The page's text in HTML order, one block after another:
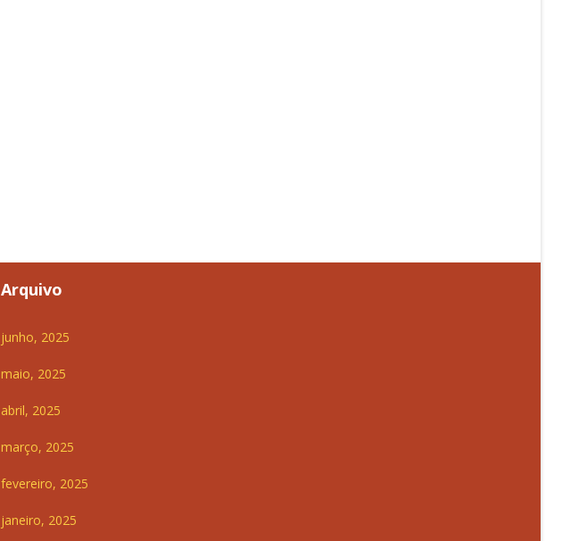
Arquivo
junho, 2025
maio, 2025
abril, 2025
março, 2025
fevereiro, 2025
janeiro, 2025